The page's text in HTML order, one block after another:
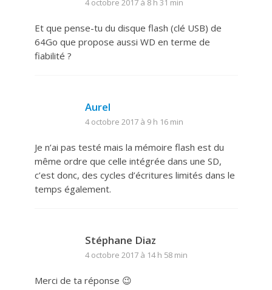
4 octobre 2017 à 8 h 31 min
Et que pense-tu du disque flash (clé USB) de
64Go que propose aussi WD en terme de
fiabilité ?
Aurel
4 octobre 2017 à 9 h 16 min
Je n’ai pas testé mais la mémoire flash est du
même ordre que celle intégrée dans une SD,
c’est donc, des cycles d’écritures limités dans le
temps également.
Stéphane Diaz
4 octobre 2017 à 14 h 58 min
Merci de ta réponse 😉